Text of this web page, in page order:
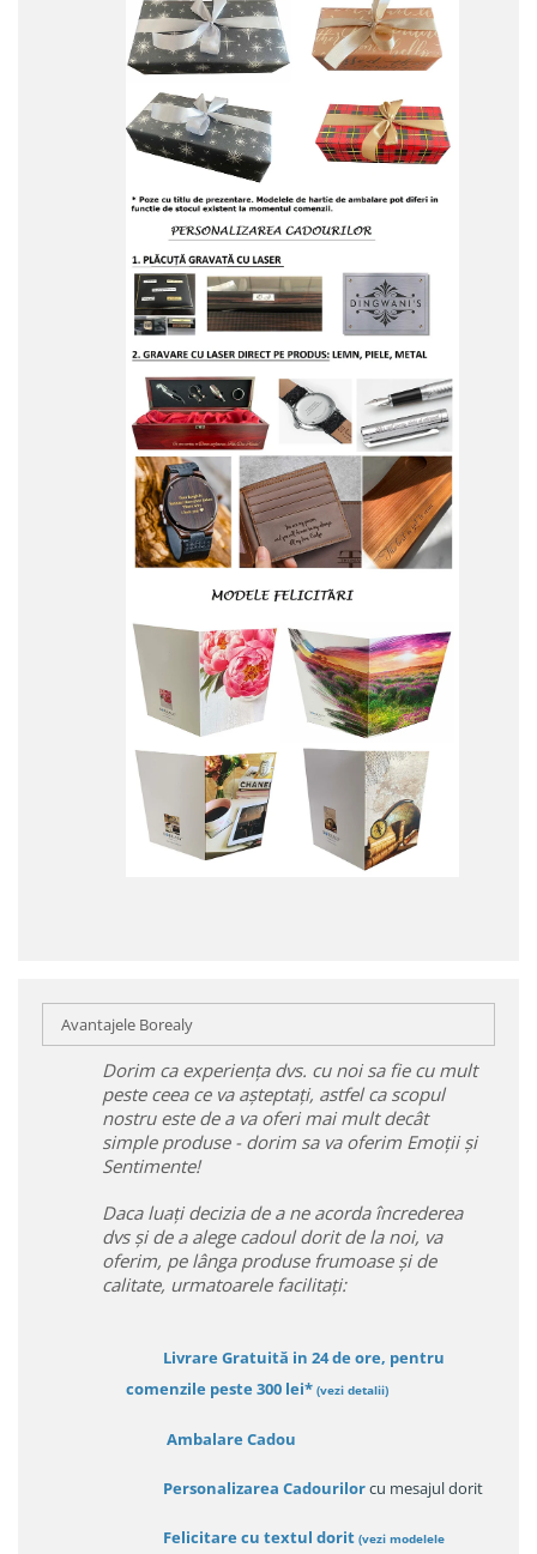
Avantajele Borealy
Dorim ca experiența dvs. cu noi sa fie cu mult
peste ceea ce va așteptați, astfel ca scopul
nostru este de a va oferi mai mult decât
simple produse - dorim sa va oferim Emoții și
Sentimente!
Daca luați decizia de a ne acorda încrederea
dvs și de a alege cadoul dorit de la noi, va
oferim, pe lânga produse frumoase și de
calitate, urmatoarele facilitați:
Livrare Gratuită in 24 de ore, pentru
comenzile peste 300 lei* (vezi detalii)
Ambalare Cadou
Personalizarea Cadourilorcu mesajul dorit
Felicitare cu textul dorit (vezi modelele